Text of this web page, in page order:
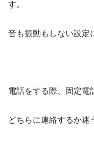
す。
音も振動もしない設定
電話をする際、固定電
どちらに連絡するか迷